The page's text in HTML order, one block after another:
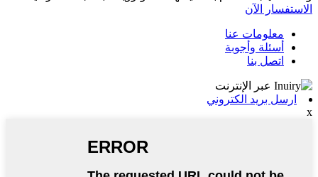
الاستفسار الآن
معلومات عنا
أسئلة وأجوبة
اتصل بنا
ارسل بريد الكتروني
x